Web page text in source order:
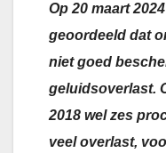
Op 20 maart
geoordeeld dat
niet goed
geluidsoverlast.
2018 wel zes
veel overlast,